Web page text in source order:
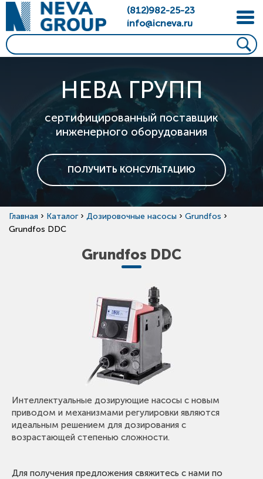
(812)982-25-23
info@icneva.ru
НЕВА ГРУПП
сертифицированный поставщик
инженерного оборудования
ПОЛУЧИТЬ КОНСУЛЬТАЦИЮ
Главная › Каталог › Дозировочные насосы › Grundfos ›
Grundfos DDC
Grundfos DDC
Интеллектуальные дозирующие насосы с новым
приводом и механизмами регулировки являются
идеальным решением для дозирования с
возрастающей степенью сложности.
Для получения предложения свяжитесь с нами по